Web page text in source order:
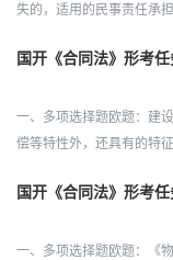
失的，适用的民事责任承
国开《合同法》形考
一、多项选择题欧题：建
偿等特性外，还具有的特
国开《合同法》形考
一、多项选择题欧题：《